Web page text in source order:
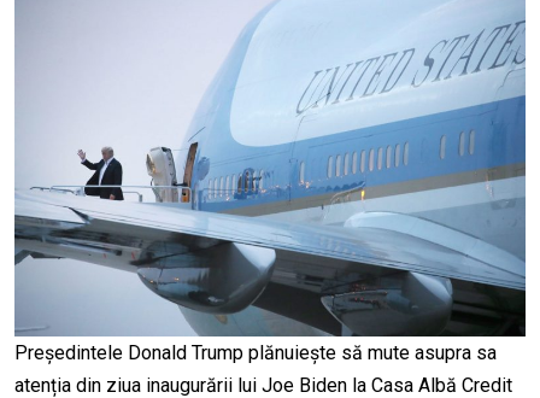
Președintele Donald Trump plănuiește să mute asupra sa
atenția din ziua inaugurării lui Joe Biden la Casa Albă Credit